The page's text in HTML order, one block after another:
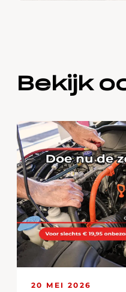
Bekijk
20 MEI 2026
‹